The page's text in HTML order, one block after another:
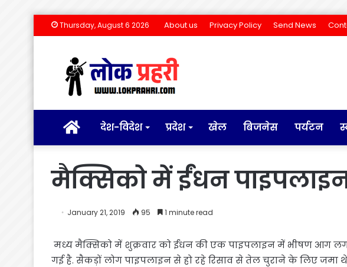
Thursday, August 6 2026 About us Privacy Policy Send News
होम देश-विदेश प्रदेश खेल बिजनेस पर्यटन
मैक्सिको में ईंधन
January 21, 2019 95 1 minute read
मध्य मैक्सिको में शुक्रवार को ईंधन की एक पाइपलाइन में भीषण आग
गई है. सैकड़ों लोग पाइपलाइन से हो रहे रिसाव से तेल चुराने के लिए जमा